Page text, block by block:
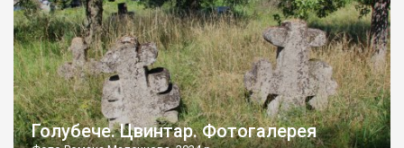
Голубече. Цвинтар. Фотогалерея